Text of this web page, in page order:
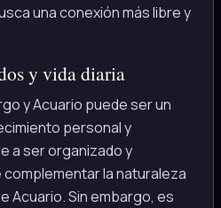
una conexión más libre y
y vida diaria
y Acuario puede ser un
personal y
a ser organizado y
la naturaleza
Acuario. Sin embargo, es